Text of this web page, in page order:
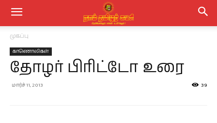
முகப்பு
காணொலிகள்
தோழர் பிரிட்டோ உரை
மார்ச் 11, 2013 39